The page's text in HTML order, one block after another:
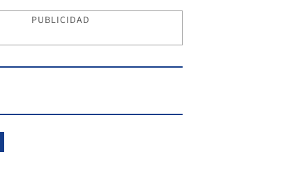
PUBLICIDAD